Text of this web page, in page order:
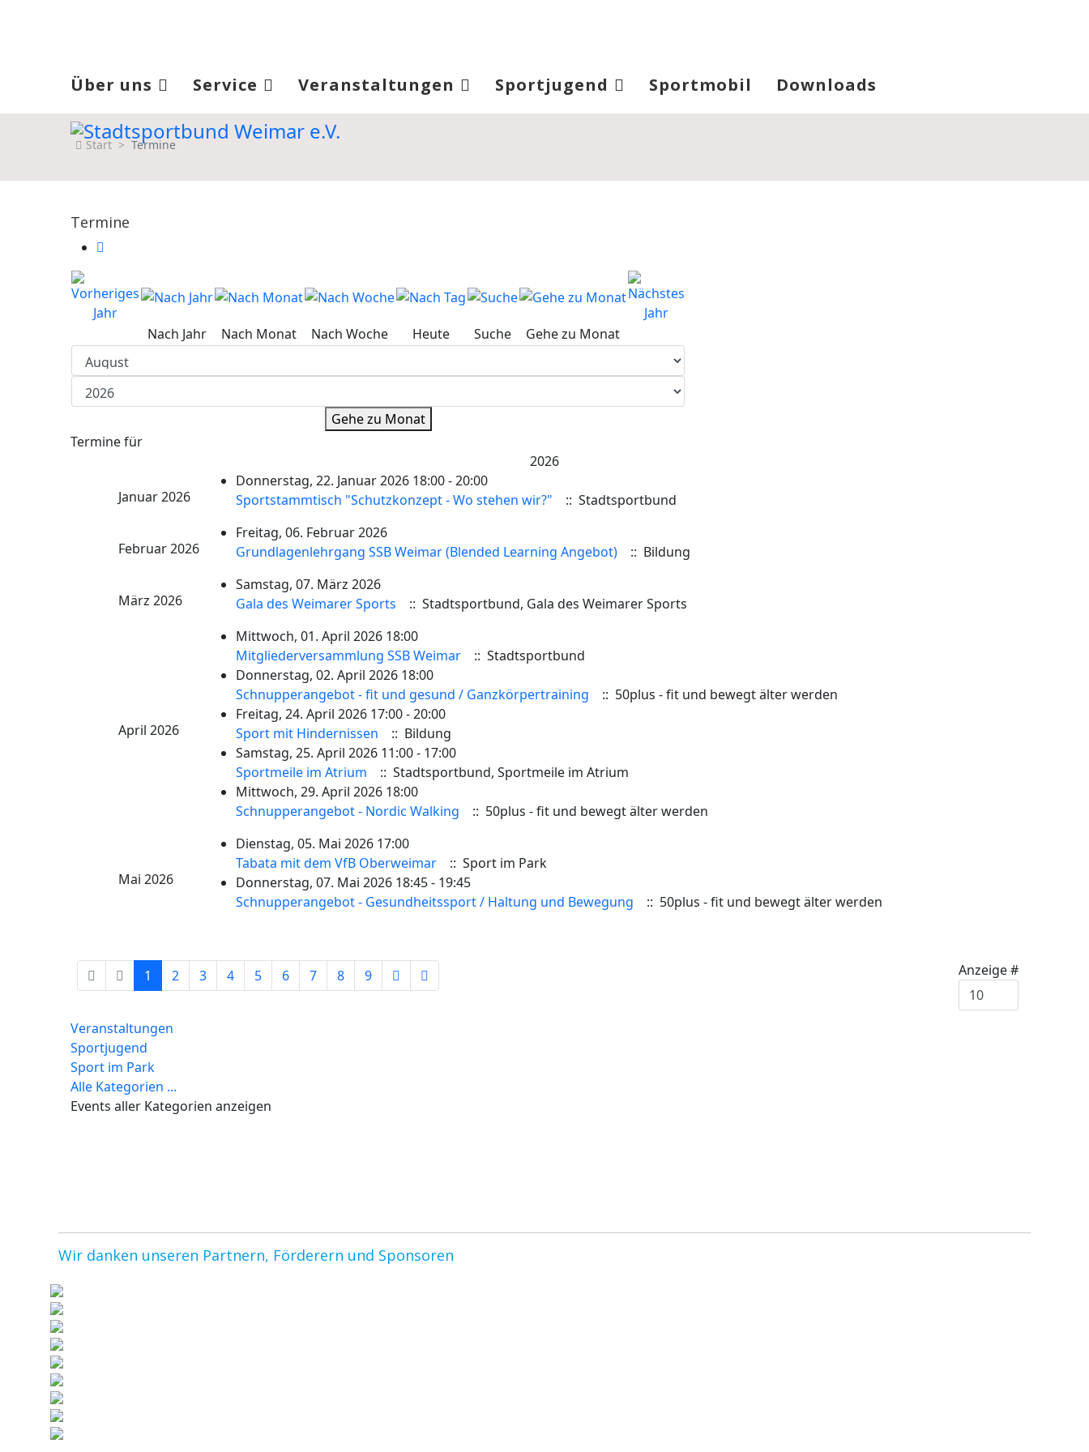
Über uns Service Veranstaltungen Sportjugend Sportmobil Downloads
Start Termine
Termine
Nach Jahr Nach Monat Nach Woche Heute Suche Gehe zu Monat
Gehe zu Monat
Termine für
2026
Januar 2026
Donnerstag, 22. Januar 2026 18:00 - 20:00
Sportstammtisch "Schutzkonzept - Wo stehen wir?"
:: Stadtsportbund
Februar 2026
Freitag, 06. Februar 2026
Grundlagenlehrgang SSB Weimar (Blended Learning Angebot)
:: Bildung
März 2026
Samstag, 07. März 2026
Gala des Weimarer Sports
:: Stadtsportbund, Gala des Weimarer Sports
April 2026
Mittwoch, 01. April 2026 18:00
Mitgliederversammlung SSB Weimar
:: Stadtsportbund
Donnerstag, 02. April 2026 18:00
Schnupperangebot - fit und gesund / Ganzkörpertraining
:: 50plus - fit und bewegt älter werden
Freitag, 24. April 2026 17:00 - 20:00
Sport mit Hindernissen
:: Bildung
Samstag, 25. April 2026 11:00 - 17:00
Sportmeile im Atrium
:: Stadtsportbund, Sportmeile im Atrium
Mittwoch, 29. April 2026 18:00
Schnupperangebot - Nordic Walking
:: 50plus - fit und bewegt älter werden
Mai 2026
Dienstag, 05. Mai 2026 17:00
Tabata mit dem VfB Oberweimar
:: Sport im Park
Donnerstag, 07. Mai 2026 18:45 - 19:45
Schnupperangebot - Gesundheitssport / Haltung und Bewegung
:: 50plus - fit und bewegt älter werden
Limite
der
Anzeige #
1 2 3 4 5 6 7 8 9
Veranstaltungen
Sportjugend
Sport im Park
Alle Kategorien ...
Events aller Kategorien anzeigen
Wir danken unseren Partnern, Förderern und Sponsoren